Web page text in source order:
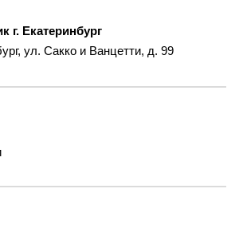
г. Екатеринбург
ул. Сакко и Ванцетти, д. 99